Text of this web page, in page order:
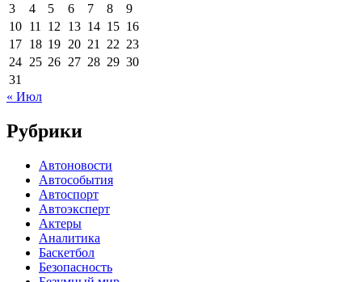
3
4 5 6 7 8
9
10 11 12 13 14 15 16
17 18 19 20 21 22 23
24 25 26 27 28 29 30
31
« Июл
Рубрики
Автоновости
Автособытия
Автоспорт
Автоэксперт
Актеры
Аналитика
Баскетбол
Безопасность